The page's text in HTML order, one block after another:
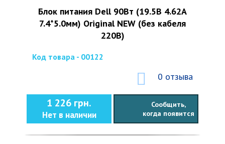
Блок питания Dell 90Вт (19.5В 4.62А
7.4*5.0мм) Original NEW (без кабеля
220В)
Код товара - 00122
0 отзыва
1 226 грн.
Нет в наличии
Сообщить,
когда появится